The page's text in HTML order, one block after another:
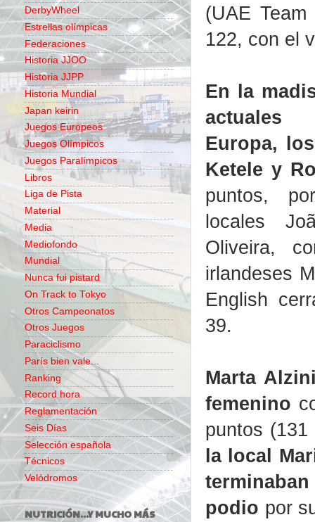
(UAE
122, con el
En la
actuales
Europa,
Ketele y
puntos,
locales
Oliveira,
irlandeses
English
39.
Marta
femenino
puntos
la local
podio por
DerbyWheel
Estrellas olímpicas
Federaciones
Historia JJOO
Historia JJPP
Historia Mundial
Japan keirin
Juegos Europeos
Juegos Olímpicos
Juegos Paralímpicos
Libros
Liga de Pista
Material
Media
Mediofondo
Mundial
Nunca fui pistard
On Track to Tokyo
Otros Campeonatos
Otros Juegos
Paraciclismo
París bien vale...
Ranking
Record hora
Reglamentación
Seis Días
Selección española
Técnicos
Velódromos
NUTRICIÓN...Y MUCHO MÁS